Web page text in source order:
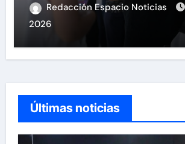
Redacción Espacio Noticias
2026
Últimas noticias